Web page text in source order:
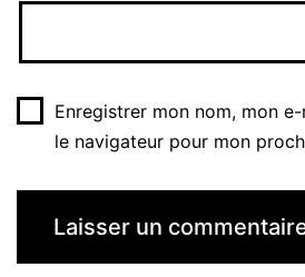
Enregistrer mon nom, mon
le navigateur pour mon